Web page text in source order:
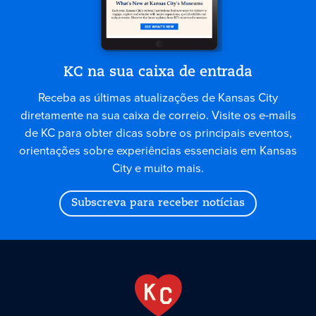
KC na sua caixa de entrada
Receba as últimas atualizações de Kansas City
diretamente na sua caixa de correio. Visite os e-mails
de KC para obter dicas sobre os principais eventos,
orientações sobre experiências essenciais em Kansas
City e muito mais.
Subscreva para receber notícias